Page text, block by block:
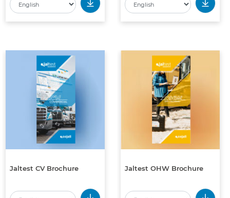
Jaltest CV Brochure Jaltest OHW Brochure